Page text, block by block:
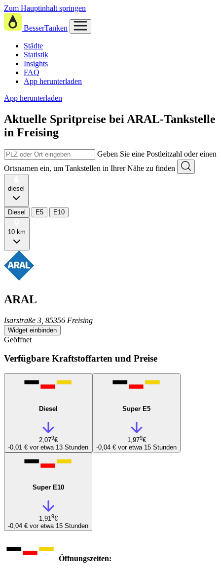
Zum Hauptinhalt springen
BesserTanken
Städte
Statistik
Insights
FAQ
App herunterladen
App herunterladen
Aktuelle Spritpreise bei ARAL-Tankstelle
in Freising
Geben Sie eine Postleitzahl oder einen
Ortsnamen ein, um Tankstellen in Ihrer Nähe zu finden
diesel
Diesel E5 E10
10 km
ARAL
Isarstraße 3, 85356 Freising
Widget einbinden
Geöffnet
Verfügbare Kraftstoffarten und Preise
Diesel
2,079€
-0,01 € vor etwa 13 Stunden
Super E5
1,979€
-0,04 € vor etwa 15 Stunden
Super E10
1,91 9€
-0,04 € vor etwa 15 Stunden
Öffnungszeiten: